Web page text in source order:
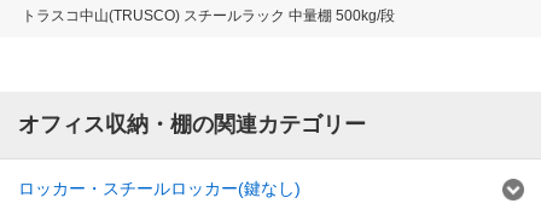
トラスコ中山(TRUSCO) スチールラック 中量棚 500kg/段
オフィス収納・棚の関連カテゴリー
ロッカー・スチールロッカー(鍵なし)